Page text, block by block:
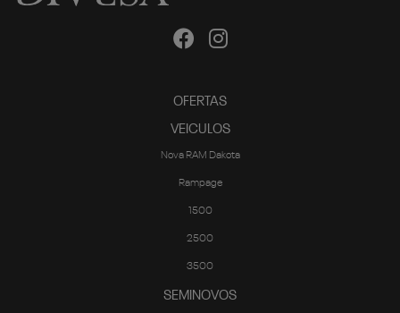
OFERTAS
VEICULOS
Nova RAM Dakota
Rampage
1500
2500
3500
SEMINOVOS